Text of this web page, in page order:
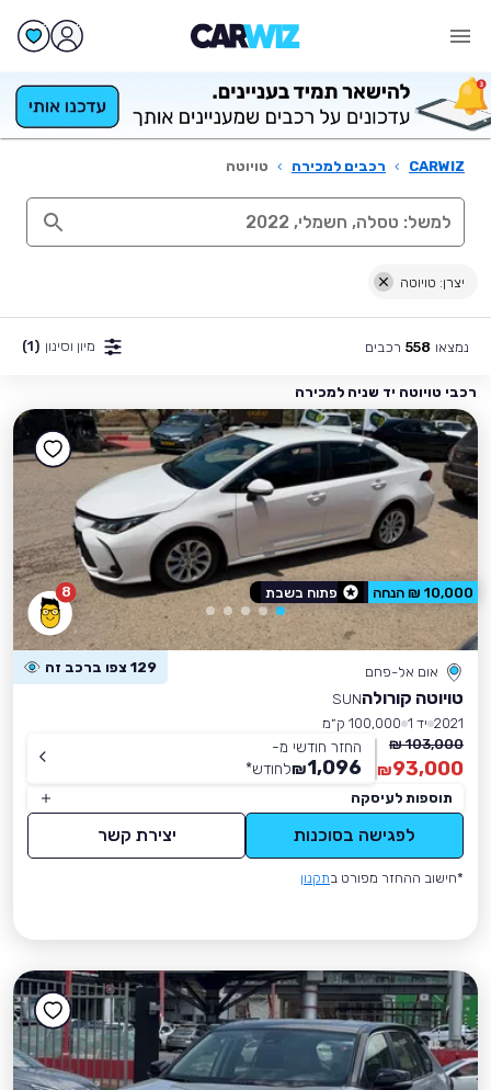
CARWIZ
› רכבים למכירה › טויוטה
יצרן: טויוטה
נמצאו 558 רכבים מיון וסינון (1)
רכבי טויוטה יד שניה למכירה
8
אום אל-פחם 129 צפו ברכב זה
טויוטה קורולהSUN
2021 יד 1
100,000 ק״מ
103,000 ₪
93,000
₪
החזר חודשי מ-
1,096
₪לחודש*
תוספות לעיסקה
לפגישה בסוכנות יצירת קשר
*חישוב ההחזר מפורט בתקנון
10,000 ₪ הנחה פתוח בשבת